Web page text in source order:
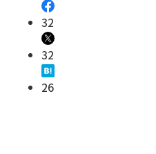
32
32
26